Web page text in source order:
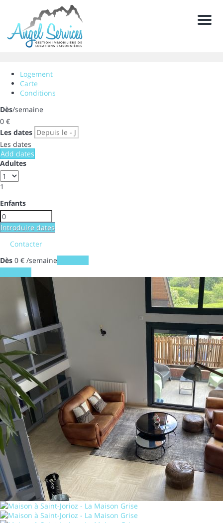
Menu
Logement
Carte
Conditions
Dès/semaine
0 €
Les dates
Les dates
Add dates
Adultes
1
Enfants
Introduire dates
Contacter
Dès 0 € /semaine